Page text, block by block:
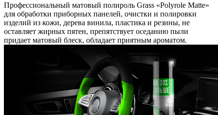
Профессиональный матовый полироль Grass «Polyrole Matte»
для обработки приборных панелей, очистки и полировки
изделий из кожи, дерева винила, пластика и резины, не
оставляет жирных пятен, препятствует оседанию пыли
придает матовый блеск, обладает приятным ароматом.